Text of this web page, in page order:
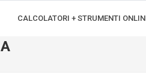
CALCOLATORI + STRUMENTI